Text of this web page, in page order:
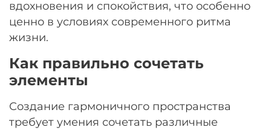
вдохновения и спокойствия, что особенно
ценно в условиях современного ритма
жизни.
Как правильно сочетать
элементы
Создание гармоничного пространства
требует умения сочетать различные